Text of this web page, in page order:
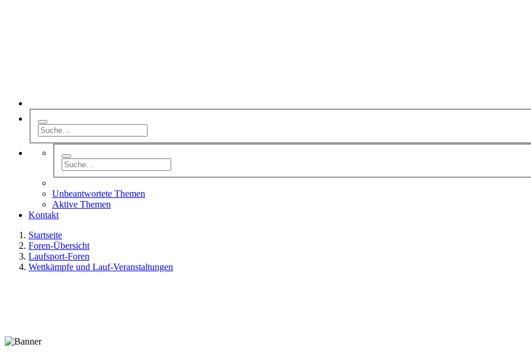
Unbeantwortete Themen
Aktive Themen
Kontakt
Startseite
Foren-Übersicht
Laufsport-Foren
Wettkämpfe und Lauf-Veranstaltungen